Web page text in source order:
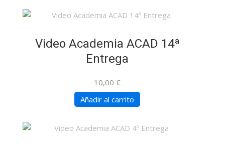
Video Academia ACAD 14ª
Entrega
10,00 €
Añadir al carrito